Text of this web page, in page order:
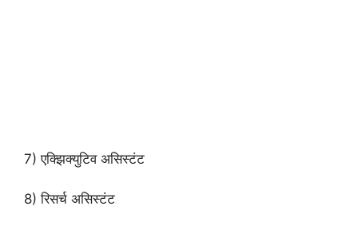
7) एक्झिक्युटिव असिस्टंट
8) रिसर्च असिस्टंट